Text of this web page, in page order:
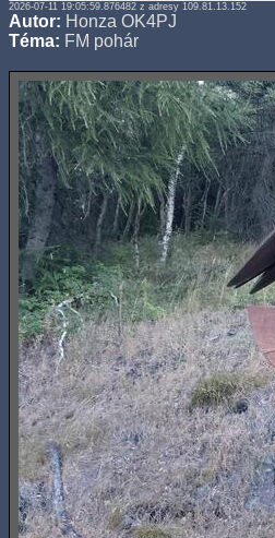
2026-07-11 19:05:59.876482 z adresy 109.81.13.152
Autor: Honza OK4PJ
Téma: FM pohár